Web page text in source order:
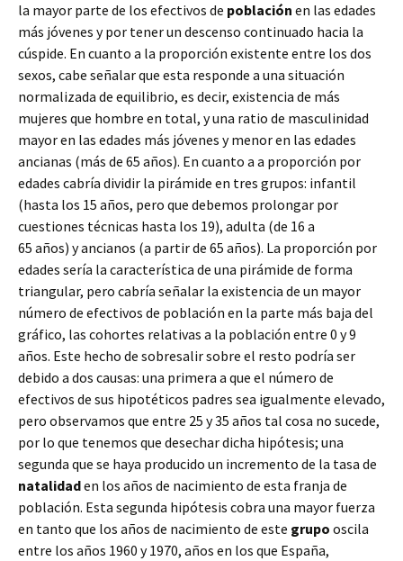
la mayor parte de los efectivos de población en las edades
más jóvenes y por tener un descenso continuado hacia la
cúspide. En cuanto a la proporción existente entre los dos
sexos, cabe señalar que esta responde a una situación
normalizada de equilibrio, es decir, existencia de más
mujeres que hombre en total, y una ratio de masculinidad
mayor en las edades más jóvenes y menor en las edades
ancianas (más de 65 años). En cuanto a a proporción por
edades cabría dividir la pirámide en tres grupos: infantil
(hasta los 15 años, pero que debemos prolongar por
cuestiones técnicas hasta los 19), adulta (de 16 a
65 años) y ancianos (a partir de 65 años). La proporción por
edades sería la característica de una pirámide de forma
triangular, pero cabría señalar la existencia de un mayor
número de efectivos de población en la parte más baja del
gráfico, las cohortes relativas a la población entre 0 y 9
años. Este hecho de sobresalir sobre el resto podría ser
debido a dos causas: una primera a que el número de
efectivos de sus hipotéticos padres sea igualmente elevado,
pero observamos que entre 25 y 35 años tal cosa no sucede,
por lo que tenemos que desechar dicha hipótesis; una
segunda que se haya producido un incremento de la tasa de
natalidaden los años de nacimiento de esta franja de
población. Esta segunda hipótesis cobra una mayor fuerza
en tanto que los años de nacimiento de este grupo oscila
entre los años 1960 y 1970, años en los que España,